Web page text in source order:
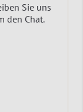
Sie uns
den Chat.